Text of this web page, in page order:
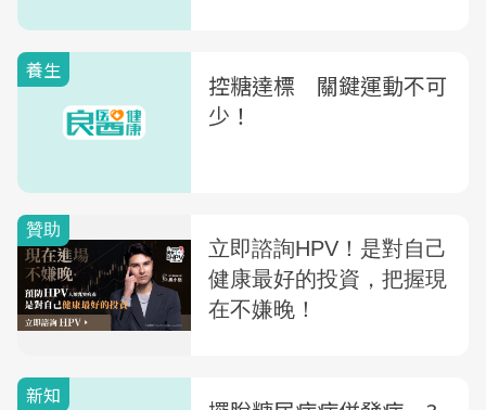
養生
控糖達標 關鍵運動不可
少！
新知